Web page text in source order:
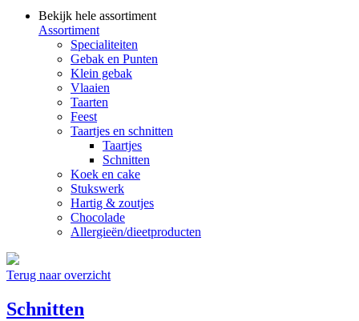
Bekijk hele assortiment
Assortiment
Specialiteiten
Gebak en Punten
Klein gebak
Vlaaien
Taarten
Feest
Taartjes en schnitten
Taartjes
Schnitten
Koek en cake
Stukswerk
Hartig & zoutjes
Chocolade
Allergieën/dieetproducten
Terug naar overzicht
Schnitten